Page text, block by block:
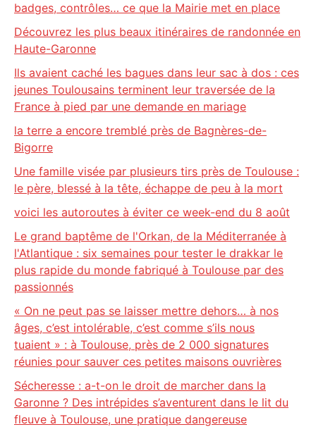
badges, contrôles… ce que la Mairie met en place
Découvrez les plus beaux itinéraires de randonnée en
Haute-Garonne
Ils avaient caché les bagues dans leur sac à dos : ces
jeunes Toulousains terminent leur traversée de la
France à pied par une demande en mariage
la terre a encore tremblé près de Bagnères-de-
Bigorre
Une famille visée par plusieurs tirs près de Toulouse :
le père, blessé à la tête, échappe de peu à la mort
voici les autoroutes à éviter ce week-end du 8 août
Le grand baptême de l'Orkan, de la Méditerranée à
l'Atlantique : six semaines pour tester le drakkar le
plus rapide du monde fabriqué à Toulouse par des
passionnés
« On ne peut pas se laisser mettre dehors… à nos
âges, c’est intolérable, c’est comme s’ils nous
tuaient » : à Toulouse, près de 2 000 signatures
réunies pour sauver ces petites maisons ouvrières
Sécheresse : a-t-on le droit de marcher dans la
Garonne ? Des intrépides s’aventurent dans le lit du
fleuve à Toulouse, une pratique dangereuse